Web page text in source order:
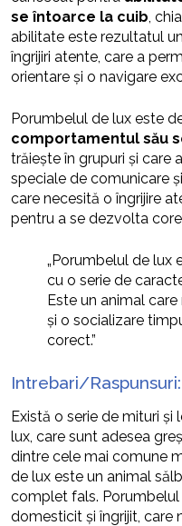
se întoarce la cuib ,
abilitate este rezultatul
îngrijiri atente, care a
orientare și o navigare
Porumbelul de lux este
comportamentul său
trăiește în grupuri și care
speciale de comunicare
care necesită o îngrijire
pentru a se dezvolta
„Porumbelul de lux
cu o serie de
Este un animal
și o socializare
corect.”
Intrebari/
Există o serie de mituri
lux, care sunt adesea
dintre cele mai comune
de lux este un animal
complet fals.
domesticit și îngrijit, care